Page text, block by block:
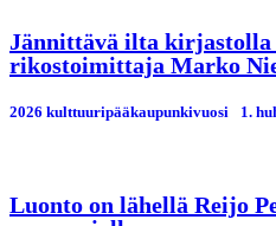
Jännittävä ilta kirjastolla
rikostoimittaja Marko
2026 kulttuuripääkaupunkivuosi 1.
Luonto on lähellä Reijo